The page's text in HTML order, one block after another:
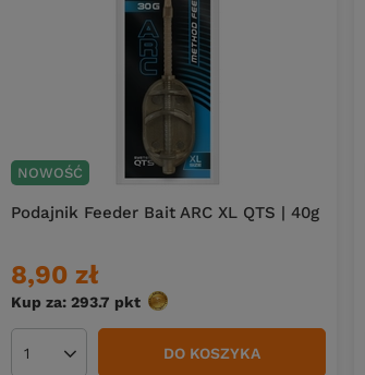
NOWOŚĆ
Podajnik Feeder Bait ARC XL QTS | 40g
8,90 zł
Kup za: 293.7 pkt punktów
Ilość produktów DO KOSZYKA